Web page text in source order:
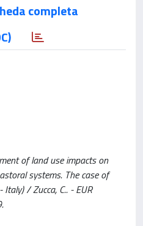
completa
of land use impacts on
systems. The case of
/ Zucca, C.. - EUR